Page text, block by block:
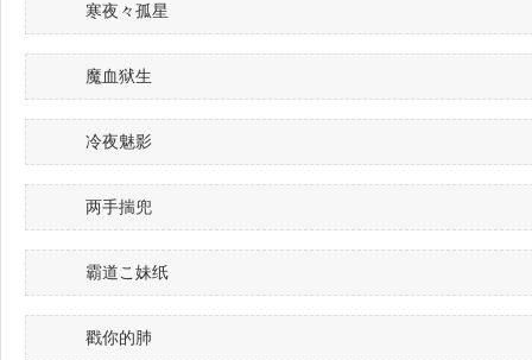
寒夜々孤星
魔血狱生
冷夜魅影
两手揣兜
霸道こ妹纸
戳你的肺